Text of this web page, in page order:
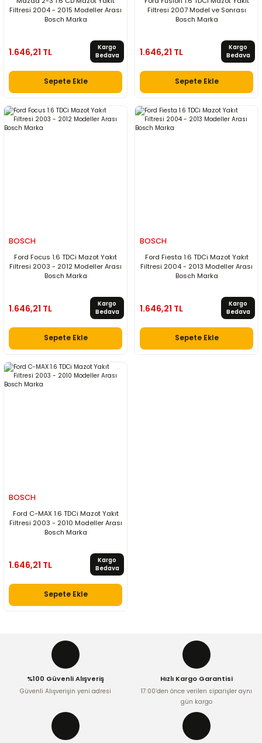
Filtresi 2004 - 2015 Modeller Arası
Bosch Marka
1.646,21 TL
Kargo
Bedava
Sepete Ekle
Filtresi 2007 Model ve Sonrası
Bosch Marka
1.646,21 TL
Kargo
Bedava
Sepete Ekle
BOSCH
Ford Focus 1.6 TDCi Mazot Yakıt
Filtresi 2003 - 2012 Modeller Arası
Bosch Marka
1.646,21 TL
Kargo
Bedava
Sepete Ekle
BOSCH
Ford Fiesta 1.6 TDCi Mazot Yakıt
Filtresi 2004 - 2013 Modeller Arası
Bosch Marka
1.646,21 TL
Kargo
Bedava
Sepete Ekle
BOSCH
Ford C-MAX 1.6 TDCi Mazot Yakıt
Filtresi 2003 - 2010 Modeller Arası
Bosch Marka
1.646,21 TL
Kargo
Bedava
Sepete Ekle
%100 Güvenli Alışveriş
Güvenli Alışverişin yeni adresi
Hızlı Kargo Garantisi
17:00’den önce verilen siparişler aynı
gün kargo